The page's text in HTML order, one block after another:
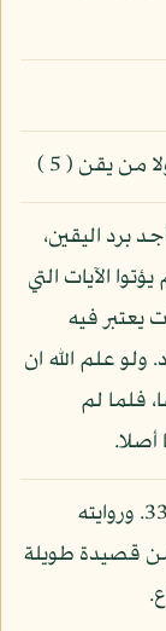
من يقن ( 5 )
برد اليقين،
الآيات التي
يعتبر فيه
علم الله ان
فلما لم
1 - وقيل إنه لجرير وهو مذكور في ديوانه: 338. وروايته
1: 319. والبيت من قصيدة طويلة